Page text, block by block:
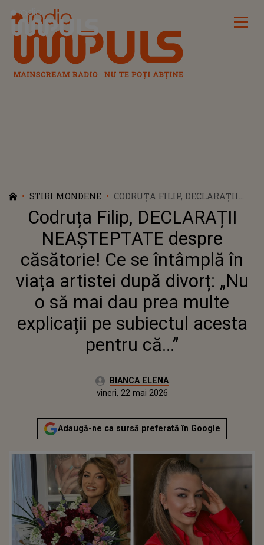
Radio Impuls
STIRI MONDENE
CODRUȚA FILIP, DECLARAȚII
NEAȘTEPTATE DESPRE
CĂSĂTORIE! CE SE ÎNTÂMPLĂ ÎN
VIAȚA ARTISTEI DUPĂ DIVORȚ:
„NU O SĂ MAI DAU PREA
MULTE EXPLICAȚII PE
SUBIECTUL ACESTA PENTRU
CĂ...”
Codruța Filip, DECLARAȚII
NEAȘTEPTATE despre
căsătorie! Ce se întâmplă în
viața artistei după divorț: „Nu
o să mai dau prea multe
explicații pe subiectul acesta
pentru că...”
Autor:BIANCA ELENA
Publicat:
vineri, 22 mai 2026
Adaugă-ne ca sursă preferată în Google